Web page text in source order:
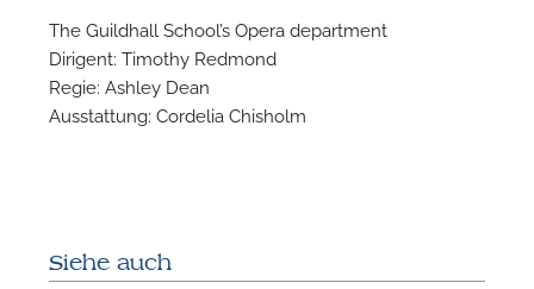
The Guildhall School’s Opera department
Dirigent: Timothy Redmond
Regie: Ashley Dean
Ausstattung: Cordelia Chisholm
Siehe auch